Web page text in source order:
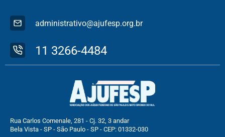
administrativo@ajufesp.org.br
11 3266-4484
Rua Carlos Comenale, 281 - Cj. 32, 3 andar
Bela Vista - SP - São Paulo - SP - CEP: 01332-030